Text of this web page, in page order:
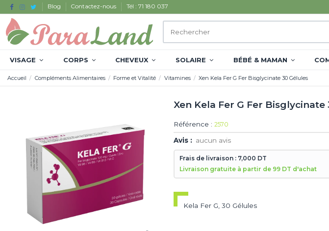
Blog Contactez-nous Tél : 71 180 037
VISAGE CORPS CHEVEUX SOLAIRE BÉBÉ & MAMAN
Accueil Compléments Alimentaires Forme et Vitalité Vitamines Xen Kela Fer G Fer Bisglycinate 30 Gélules
Xen Kela Fer G Fer Bisglycinate
Référence : 2570
Avis : aucun avis
Frais de livraison : 7,000 DT
Livraison gratuite à partir de 99 DT d'achat
Kela Fer G, 30 Gélules